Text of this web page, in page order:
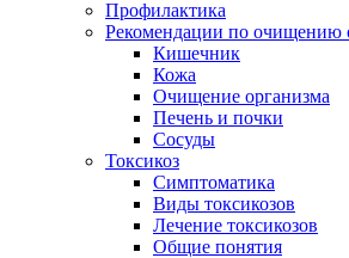
Профилактика
Рекомендации по очищению
Кишечник
Кожа
Очищение организма
Печень и почки
Сосуды
Токсикоз
Cимптоматика
Виды токсикозов
Лечение токсикозов
Общие понятия